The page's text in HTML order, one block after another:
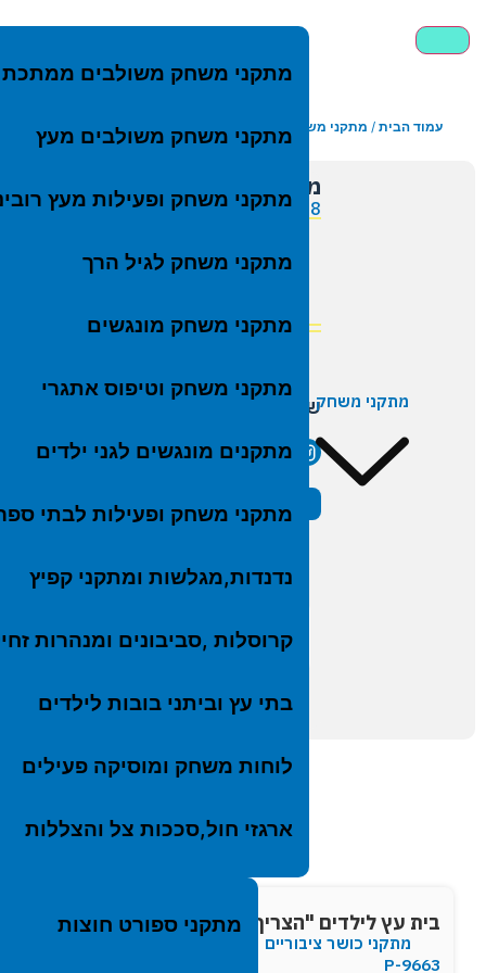
מתקני משחק
מתקני משחק משולבים ממתכת
מתקני משחק משולבים מעץ
מתקני משחק ופעילות מעץ
מתקני משחק לגיל הרך
מתקני משחק מונגשים
מתקני משחק וטיפוס אתגרי
מתקנים מונגשים לגני ילדים
מתקני משחק ופעילות לבתי
נדנדות,מגלשות ומתקני קפיץ
קרוסלות ,סביבונים ומנהרות
בתי עץ וביתני בובות לילדים
לוחות משחק ומוסיקה פעילים
ארגזי חול,סככות צל והצללות
מתקני כושר ציבוריים
מתקני ספורט חוצות
עמוד הבית / מתקני משחק לגני ילדים / מתקן זחילה מפותל מפלסטיק
מתקן זחילה מפותל מפלסטיק
P-9708
ללא
שיתוף
לקבלת
→ המוצר הקודםהמוצר הבא ←
בית עץ לילדים "הצריף של פלוטו"
P-9663
ביתן